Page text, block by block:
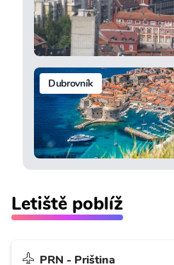
Dubrovník
Letiště poblíž
PRN - Priština